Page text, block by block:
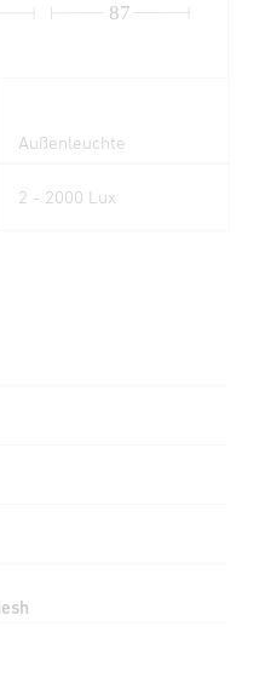
87
Außenleuchte
2 - 2000 Lux